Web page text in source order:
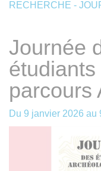
RECHERCHE -
Journée
parcours
Du 9 janvier 2026 au